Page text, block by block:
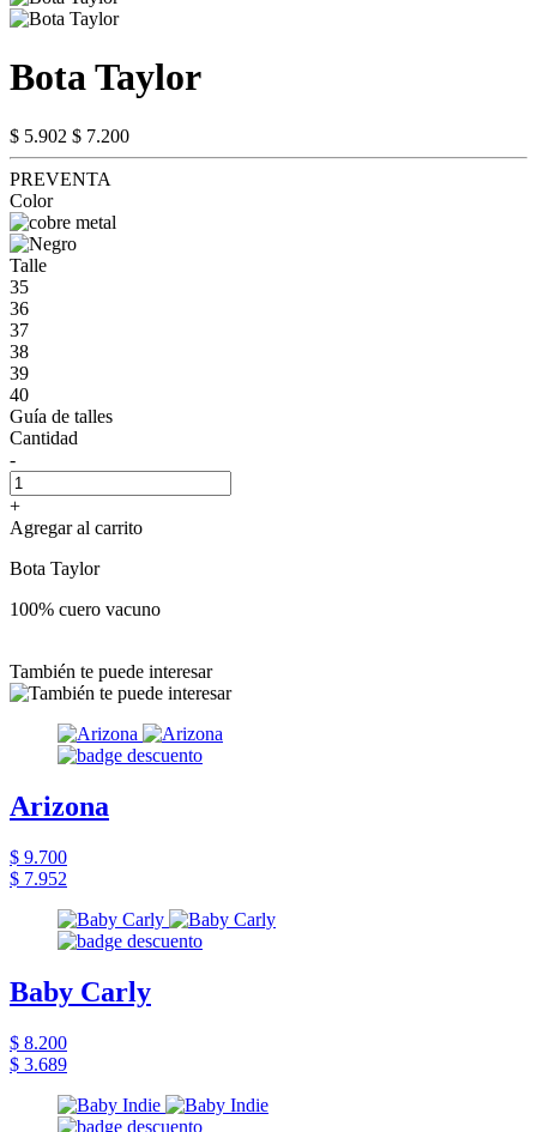
Bota Taylor
$ 5.902 $ 7.200
PREVENTA
Color
Talle
35
36
37
38
39
40
Guía de talles
Cantidad
-
+
Agregar al carrito
Bota Taylor
100% cuero vacuno
También te puede interesar
Arizona
$ 9.700
$ 7.952
Baby Carly
$ 8.200
$ 3.689